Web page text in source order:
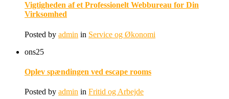
Vigtigheden af et Professionelt Webbureau for Din
Virksomhed
Posted by admin in Service og Økonomi
ons25
Oplev spændingen ved escape rooms
Posted by admin in Fritid og Arbejde